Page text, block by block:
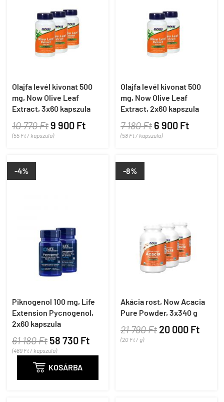
Olajfa levél kivonat 500
mg, Now Olive Leaf
Extract, 3x60 kapszula
10 770 Ft9 900 Ft
(55 Ft / kapszula)
Olajfa levél kivonat 500
mg, Now Olive Leaf
Extract, 2x60 kapszula
7 180 Ft 6 900 Ft
(58 Ft / kapszula)
-4%
Piknogenol 100 mg, Life
Extension Pycnogenol,
2x60 kapszula
61 180 Ft 58 730 Ft
(489 Ft / kapszula)
 KOSÁRBA
-8%
Akácia rost, Now Acacia
Pure Powder, 3x340 g
21 790 Ft 20 000 Ft
(20 Ft / g)